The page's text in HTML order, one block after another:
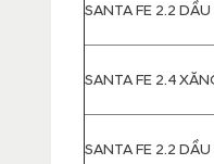
SANTA FE 2.2
SANTA FE 2.4
SANTA FE 2.2